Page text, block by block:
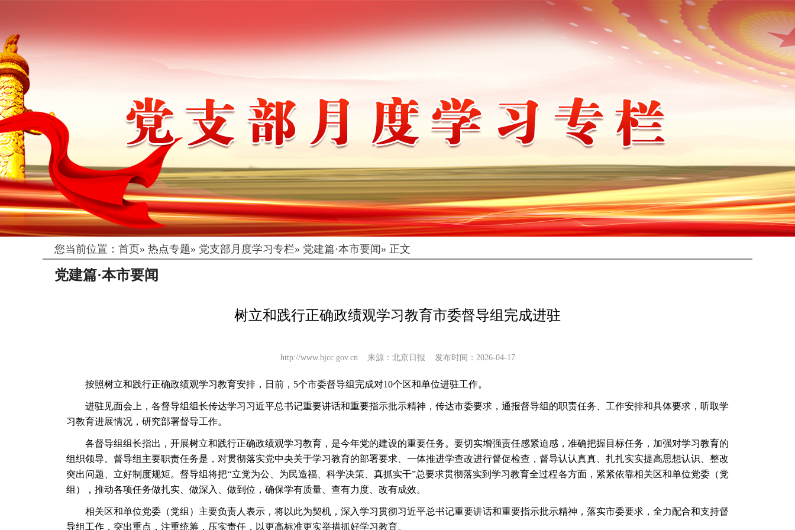
您当前位置： 首页» 热点专题» 党支部月度学习专栏» 党建篇·本市要闻» 正文
党建篇·本市要闻
树立和践行正确政绩观学习教育市委督导组完成进驻
http://www.bjcc.gov.cn 来源：北京日报 发布时间：2026-04-17
按照树立和践行正确政绩观学习教育安排，日前， 5个市委督导组完成对10个区和单位进驻工作。
进驻见面会上，各督导组组长传达学习习近平总书记重要讲话和重要指示批示精神，传达市委要求，通报督导组的职责任务、工作安排和具体要求，听取学
习教育进展情况，研究部署督导工作。
各督导组组长指出，开展树立和践行正确政绩观学习教育，是今年党的建设的重要任务。要切实增强责任感紧迫感，准确把握目标任务，加强对学习教育的
组织领导。督导组主要职责任务是，对贯彻落实党中央关于学习教育的部署要求、一体推进学查改进行督促检查，督导认认真真、扎扎实实提高思想认识、整改
突出问题、立好制度规矩。督导组将把“立党为公、为民造福、科学决策、真抓实干”总要求贯彻落实到学习教育全过程各方面，紧紧依靠相关区和单位党委（党
组），推动各项任务做扎实、做深入、做到位，确保学有质量、查有力度、改有成效。
相关区和单位党委（党组）主要负责人表示，将以此为契机，深入学习贯彻习近平总书记重要讲话和重要指示批示精神，落实市委要求，全力配合和支持督
导组工作，突出重点，注重统筹，压实责任，以更高标准更实举措抓好学习教育。